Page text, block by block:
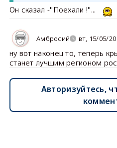
Он сказал -"Поехали !"...
Амбросий вт, 15/05/
ну вот наконец то, теперь
станет лучшим регионом
Авторизуйтесь,